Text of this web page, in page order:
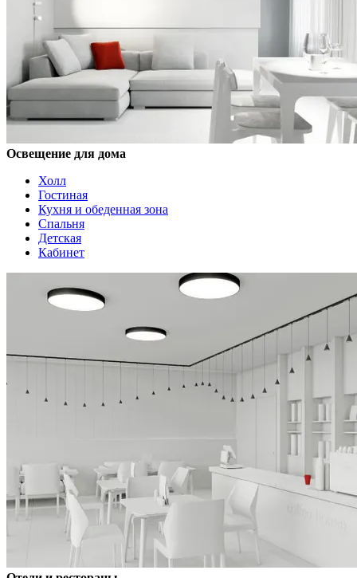
Освещение для дома
Холл
Гостиная
Кухня и обеденная зона
Спальня
Детская
Кабинет